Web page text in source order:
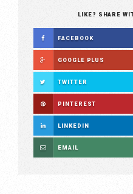
LIKE? SHARE
FACEBOOK
GOOGLE PLUS
TWITTER
PINTEREST
LINKEDIN
EMAIL